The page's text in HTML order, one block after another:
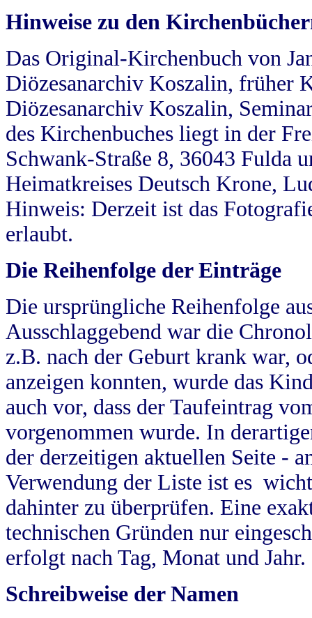
Hinweise zu den
Das Original-Kirchenbuch von
Diözesanarchiv Koszalin, früher
Diözesanarchiv Koszalin,
des Kirchenbuches liegt in der
Schwank-Straße 8, 36043 Fulda
Heimatkreises Deutsch Krone,
Hinweis: Derzeit ist das
erlaubt.
Die Reihenfolge der Einträge
Die ursprüngliche Reihenfolge
Ausschlaggebend war die
z.B. nach der Geburt krank war,
anzeigen konnten, wurde das
auch vor, dass der Taufeintrag
vorgenommen wurde. In
der derzeitigen aktuellen Seite -
Verwendung der Liste ist es
dahinter zu überprüfen. Eine
technischen Gründen nur
erfolgt nach Tag, Monat und Jahr.
Schreibweise der Namen